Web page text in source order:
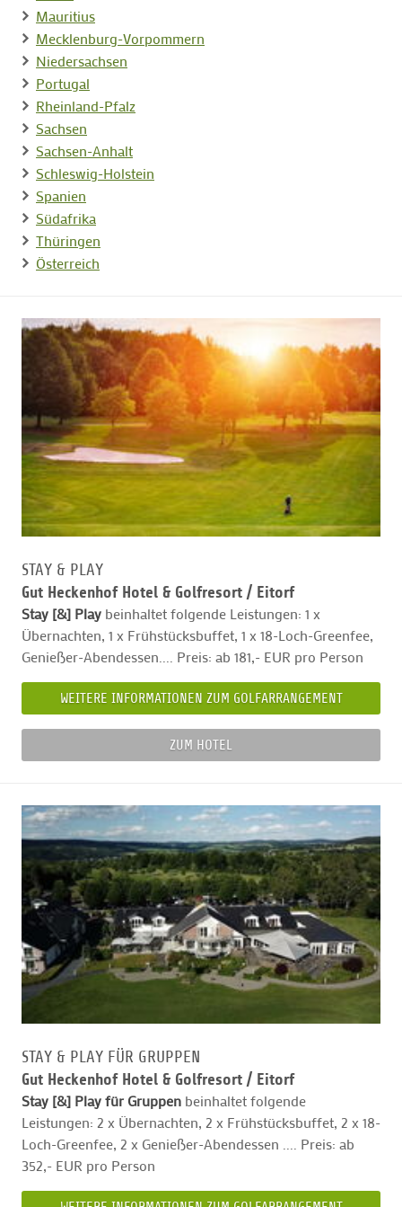
Mauritius
Mecklenburg-Vorpommern
Niedersachsen
Portugal
Rheinland-Pfalz
Sachsen
Sachsen-Anhalt
Schleswig-Holstein
Spanien
Südafrika
Thüringen
Österreich
STAY & PLAY
Gut Heckenhof Hotel & Golfresort / Eitorf
Stay [&] Play beinhaltet folgende Leistungen: 1 x
Übernachten, 1 x Frühstücksbuffet, 1 x 18-Loch-Greenfee,
Genießer-Abendessen.... Preis: ab 181,- EUR pro Person
WEITERE INFORMATIONEN ZUM GOLFARRANGEMENT
ZUM HOTEL
STAY & PLAY FÜR GRUPPEN
Gut Heckenhof Hotel & Golfresort / Eitorf
Stay [&] Play für Gruppen beinhaltet folgende
Leistungen: 2 x Übernachten, 2 x Frühstücksbuffet, 2 x 18-
Loch-Greenfee, 2 x Genießer-Abendessen .... Preis: ab
352,- EUR pro Person